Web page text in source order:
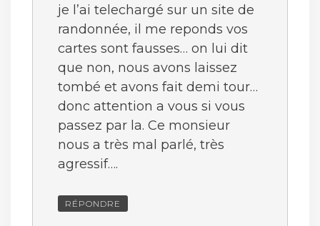
je l’ai telechargé sur un site de
randonnée, il me reponds vos
cartes sont fausses… on lui dit
que non, nous avons laissez
tombé et avons fait demi tour…
donc attention a vous si vous
passez par la. Ce monsieur
nous a très mal parlé, très
agressif….
RÉPONDRE